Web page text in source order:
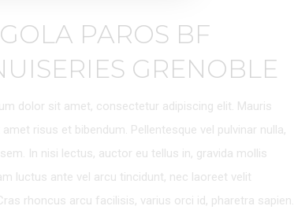
PAROS BF
GRENOBLE
dolor sit amet, consectetur adipiscing elit. Mauris
risus et bibendum. Pellentesque vel pulvinar nulla,
In nisi lectus, auctor eu tellus in, gravida mollis
luctus ante vel arcu tincidunt, nec laoreet velit
rhoncus arcu facilisis, varius orci id, pharetra sapien.